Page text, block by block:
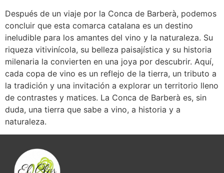
Después de un viaje por la Conca de Barberà, podemos
concluir que esta comarca catalana es un destino
ineludible para los amantes del vino y la naturaleza. Su
riqueza vitivinícola, su belleza paisajística y su historia
milenaria la convierten en una joya por descubrir. Aquí,
cada copa de vino es un reflejo de la tierra, un tributo a
la tradición y una invitación a explorar un territorio lleno
de contrastes y matices. La Conca de Barberà es, sin
duda, una tierra que sabe a vino, a historia y a
naturaleza.